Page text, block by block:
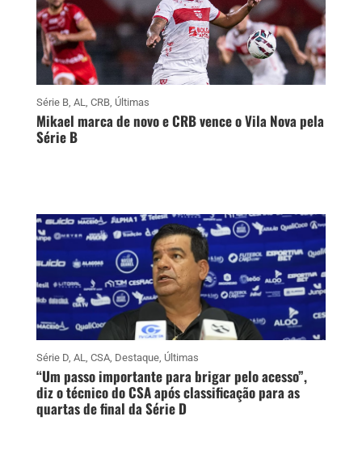
Série B, AL, CRB, Últimas
Mikael marca de novo e CRB vence o Vila Nova pela
Série B
Série D, AL, CSA, Destaque, Últimas
“Um passo importante para brigar pelo acesso”,
diz o técnico do CSA após classificação para as
quartas de final da Série D